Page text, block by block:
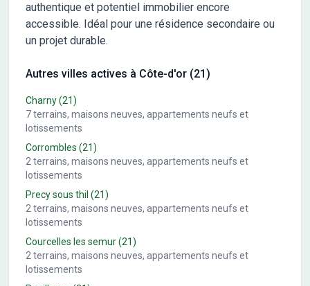
authentique et potentiel immobilier encore
accessible. Idéal pour une résidence secondaire ou
un projet durable.
Autres villes actives à Côte-d'or (21)
Charny(21)
7terrains, maisons neuves, appartements neufs et
lotissements
Corrombles (21)
2terrains, maisons neuves, appartements neufs et
lotissements
Precy sous thil (21)
2terrains, maisons neuves, appartements neufs et
lotissements
Courcelles les semur(21)
2terrains, maisons neuves, appartements neufs et
lotissements